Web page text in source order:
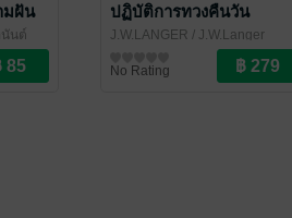
มฝัน
นันต์
ร์
ปฏิบัติการทวงคืนวัน
คริสต์มาส
J.W.LANGER / J.W.Langer
No Rating